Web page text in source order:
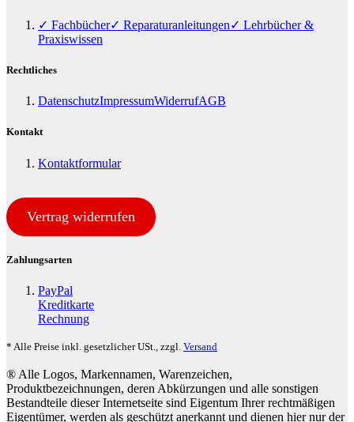
✓ Fachbücher✓ Reparaturanleitungen✓ Lehrbücher &
Praxiswissen
Rechtliches
DatenschutzImpressumWiderrufAGB
Kontakt
Kontaktformular
Vertrag widerrufen
Zahlungsarten
PayPal
Kreditkarte
Rechnung
* Alle Preise inkl. gesetzlicher USt., zzgl. Versand
® Alle Logos, Markennamen, Warenzeichen,
Produktbezeichnungen, deren Abkürzungen und alle sonstigen
Bestandteile dieser Internetseite sind Eigentum Ihrer rechtmäßigen
Eigentümer, werden als geschützt anerkannt und dienen hier nur der